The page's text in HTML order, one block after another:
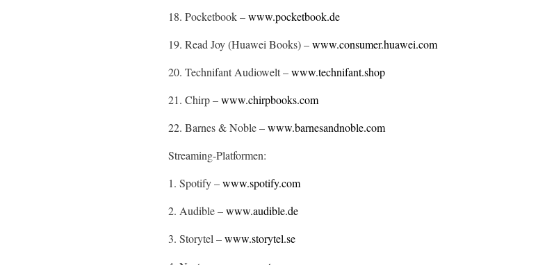
18. Pocketbook –www.pocketbook.de
19. Read Joy (Huawei Books) –www.consumer.huawei.com
20. Technifant Audiowelt –www.technifant.shop
21. Chirp –www.chirpbooks.com
22. Barnes & Noble –www.barnesandnoble.com
Streaming-Platformen:
1. Spotify –www.spotify.com
2. Audible –www.audible.de
3. Storytel –www.storytel.se